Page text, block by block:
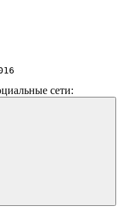
сети: